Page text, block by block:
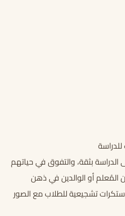
بثقة، والتفوق في حياتهم
المُعلم أو الوالدين في ذهن
تشجيعية للطلاب مع الصور